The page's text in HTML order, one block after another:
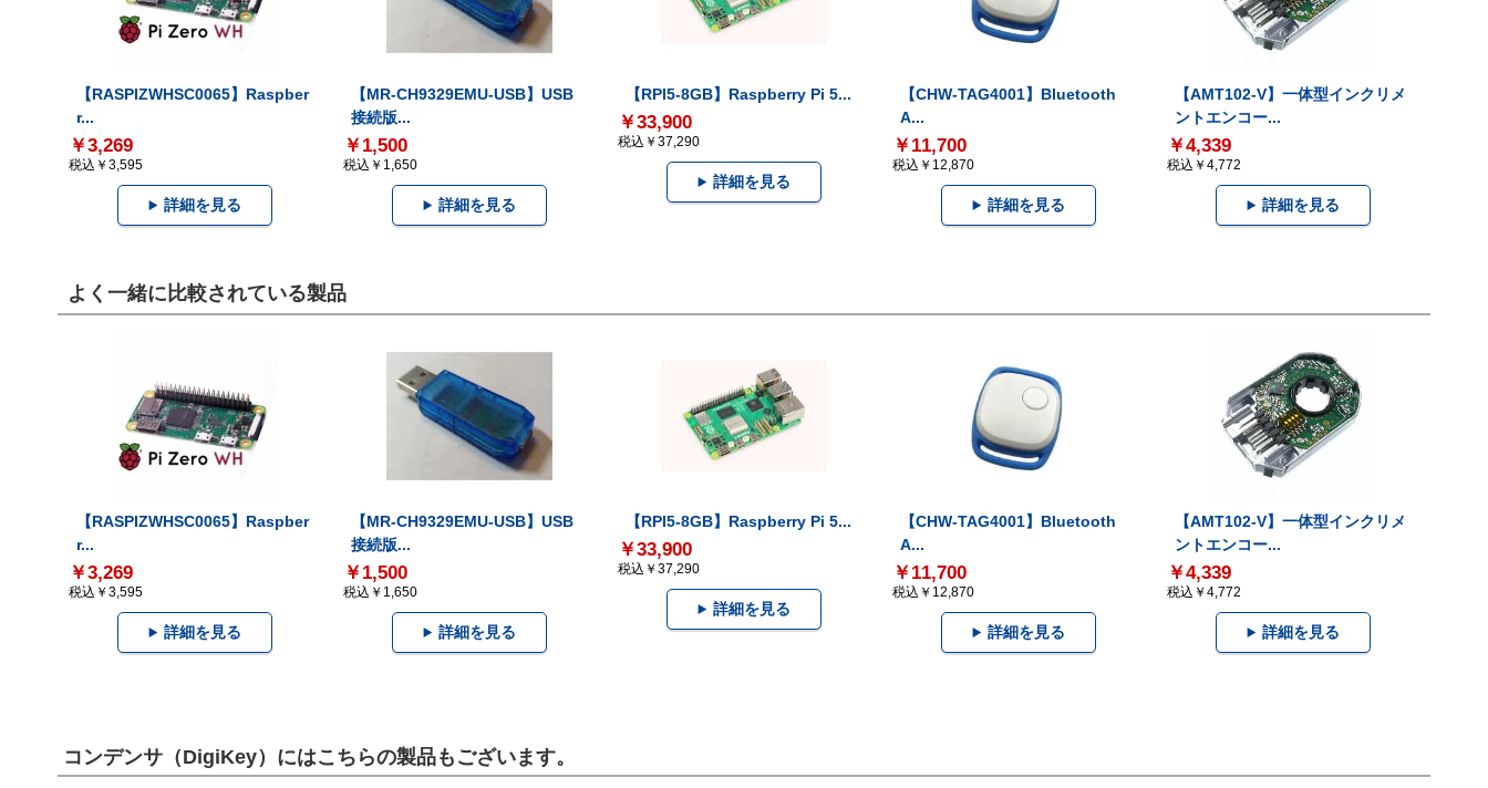
【RASPIZWHSC0065】Raspber
r...
￥3,269
税込￥3,595
詳細を見る
【MR-CH9329EMU-USB】USB
接続版...
￥1,500
税込￥1,650
詳細を見る
【RPI5-8GB】Raspberry Pi 5...
￥33,900
税込￥37,290
詳細を見る
【CHW-TAG4001】Bluetooth
A...
￥11,700
税込￥12,870
詳細を見る
【AMT102-V】一体型インクリメ
ントエンコー...
￥4,339
税込￥4,772
詳細を見る
よく一緒に比較されている製品
【RASPIZWHSC0065】Raspber
r...
￥3,269
税込￥3,595
詳細を見る
【MR-CH9329EMU-USB】USB
接続版...
￥1,500
税込￥1,650
詳細を見る
【RPI5-8GB】Raspberry Pi 5...
￥33,900
税込￥37,290
詳細を見る
【CHW-TAG4001】Bluetooth
A...
￥11,700
税込￥12,870
詳細を見る
【AMT102-V】一体型インクリメ
ントエンコー...
￥4,339
税込￥4,772
詳細を見る
コンデンサ（DigiKey）にはこちらの製品もございます。